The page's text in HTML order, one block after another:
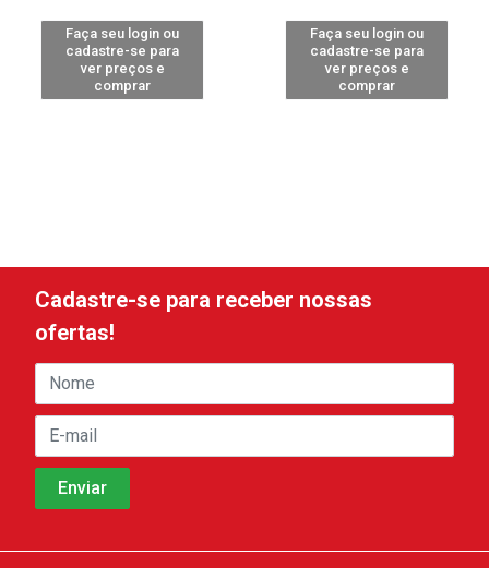
Faça seu login ou
cadastre-se para
ver preços e
comprar
Faça seu login ou
cadastre-se para
ver preços e
comprar
Cadastre-se para receber nossas
ofertas!